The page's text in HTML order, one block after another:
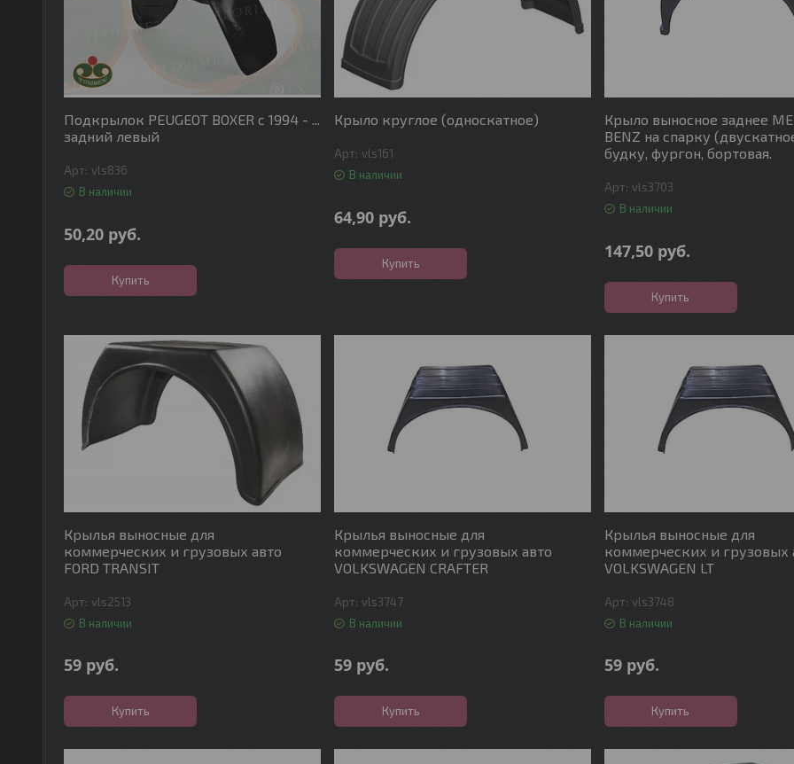
Подкрылок PEUGEOT BOXER с 1994 - ...
задний левый
vls836
В наличии
50,20 руб.
Купить
Крыло круглое (односкатное)
vls161
В наличии
64,90 руб.
Купить
Крыло выносное заднее
BENZ на спарку
будку, фургон, бортовая.
vls3703
В наличии
147,50 руб.
Купить
Крылья выносные для
коммерческих и грузовых авто
FORD TRANSIT
vls2513
В наличии
59 руб.
Купить
Крылья выносные для
коммерческих и грузовых авто
VOLKSWAGEN CRAFTER
vls3747
В наличии
59 руб.
Купить
Крылья выносные для
коммерческих и грузовых
VOLKSWAGEN LT
vls3748
В наличии
59 руб.
Купить